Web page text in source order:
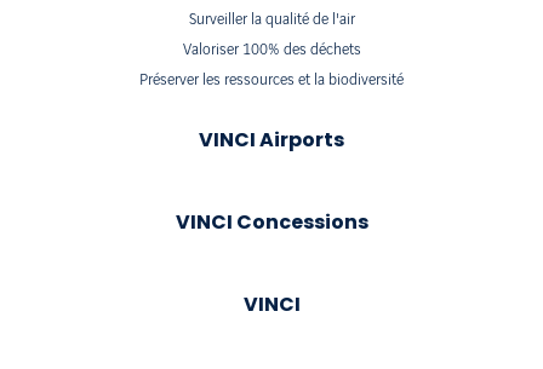
Surveiller la qualité de l'air
Valoriser 100% des déchets
Préserver les ressources et la biodiversité
VINCI Airports
VINCI Concessions
VINCI